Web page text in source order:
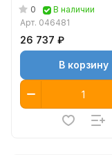
рабочего времени
0
В наличии
Арт. 046481
26 737 ₽
В корзину